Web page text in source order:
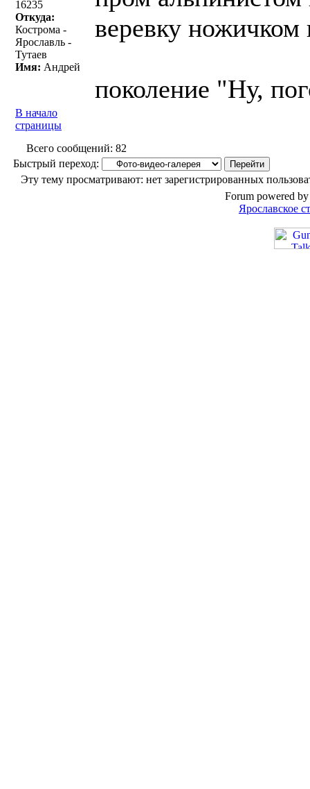
16235
Откуда:
Кострома -
Ярославль -
Тутаев
Имя: Андрей
веревку ножичком
поколение "Ну,
В начало
страницы
Всего сообщений: 82
Быстрый переход:
Эту тему просматривают: нет зарегистрированных
Forum powered
Ярославское